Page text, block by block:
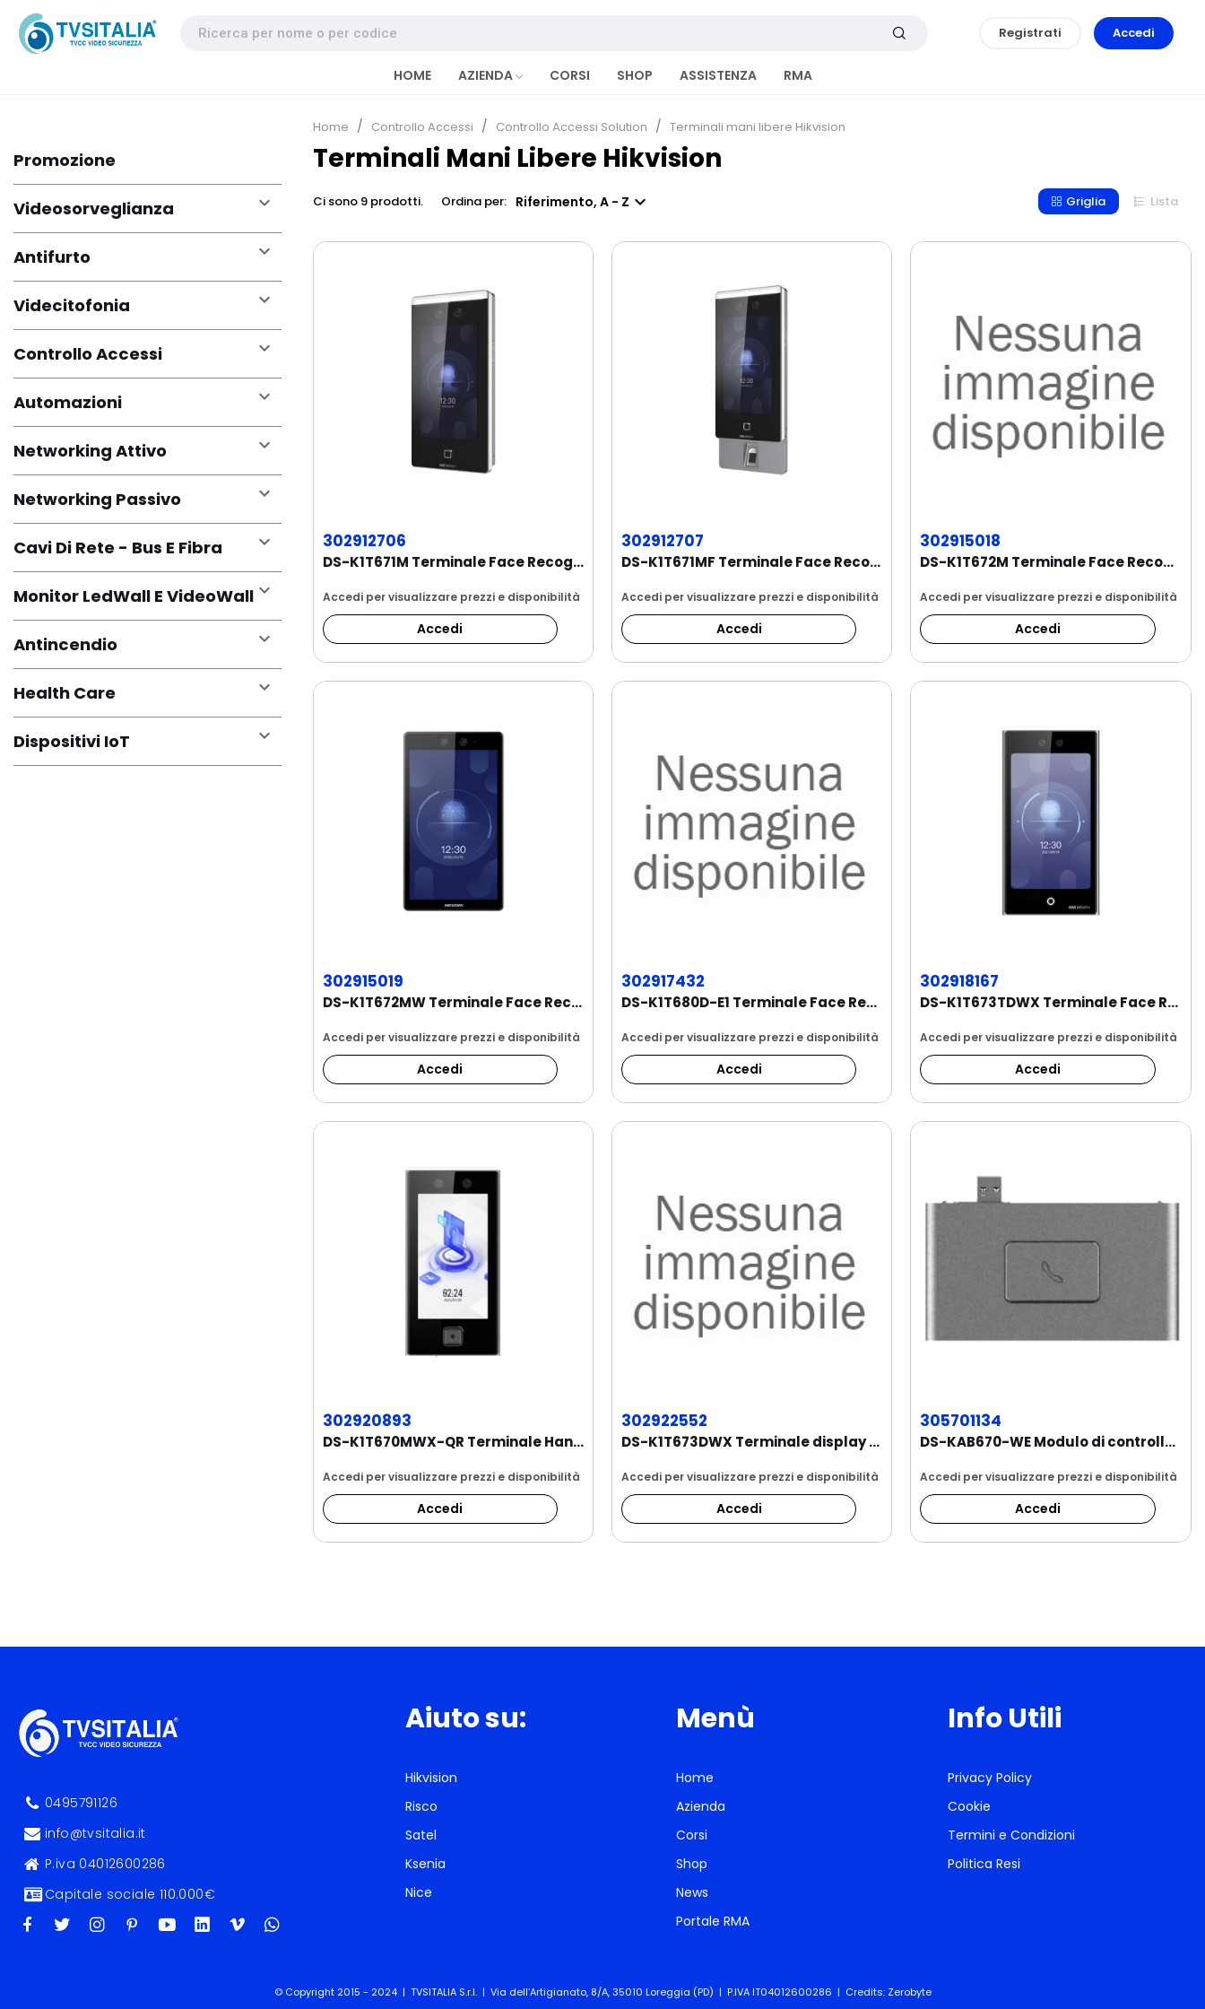
Registrati Accedi
HOME AZIENDA CORSI SHOP ASSISTENZA RMA
Promozione
Videosorveglianza 
Antifurto 
Videcitofonia 
Controllo Accessi 
Automazioni 
Networking Attivo 
Networking Passivo 
Cavi Di Rete - Bus E Fibra 
Monitor LedWall E VideoWall
Antincendio 
Health Care 
Dispositivi IoT 
Home Controllo Accessi Controllo Accessi Solution Terminali mani libere Hikvision
Terminali Mani Libere Hikvision
Ci sono 9 prodotti. Ordina per: Riferimento, A - Z  Griglia Lista
302912706
DS-K1T671M Terminale Face Recognition da...
Accedi per visualizzare prezzi e disponibilità
Accedi
302912707
DS-K1T671MF Terminale Face Recognition da...
Accedi per visualizzare prezzi e disponibilità
Accedi
302915018
DS-K1T672M Terminale Face Recognition, touch...
Accedi per visualizzare prezzi e disponibilità
Accedi
302915019
DS-K1T672MW Terminale Face Recognition, touch...
Accedi per visualizzare prezzi e disponibilità
Accedi
302917432
DS-K1T680D-E1 Terminale Face Recognition and...
Accedi per visualizzare prezzi e disponibilità
Accedi
302918167
DS-K1T673TDWX Terminale Face Recognition,...
Accedi per visualizzare prezzi e disponibilità
Accedi
302920893
DS-K1T670MWX-QR Terminale Hands Free e QR Code....
Accedi per visualizzare prezzi e disponibilità
Accedi
302922552
DS-K1T673DWX Terminale display touch screen da...
Accedi per visualizzare prezzi e disponibilità
Accedi
305701134
DS-KAB670-WE Modulo di controllo remoto con...
Accedi per visualizzare prezzi e disponibilità
Accedi
0495791126
info@tvsitalia.it
P.iva 04012600286
Capitale sociale 110.000€
Aiuto su:
Hikvision
Risco
Satel
Ksenia
Nice
Menù
Home
Azienda
Corsi
Shop
News
Portale RMA
Info Utili
Privacy Policy
Cookie
Termini e Condizioni
Politica Resi
© Copyright 2015 - 2024 | TVSITALIA S.r.l. | Via dell’Artigianato, 8/A, 35010 Loreggia (PD) | P.IVA IT04012600286 | Credits: Zerobyte